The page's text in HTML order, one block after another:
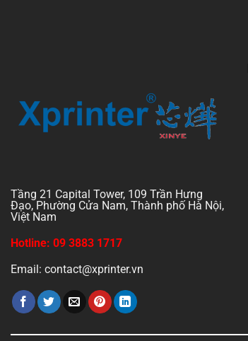
Tầng 21 Capital Tower, 109 Trần Hưng
Đạo, Phường Cửa Nam, Thành phố Hà Nội,
Việt Nam
Hotline: 09 3883 1717
Email: contact@xprinter.vn